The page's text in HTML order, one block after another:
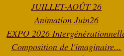
JUILLET-AOÛT 26
Animation Juin26
EXPO 2026
Composition de l'imaginaire...